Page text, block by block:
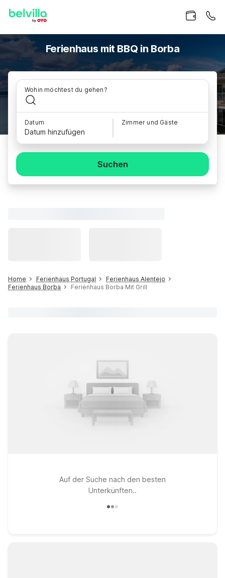
Ferienhaus mit BBQ in Borba
Wohin möchtest du gehen?
Datum
Datum hinzufügen
Zimmer und Gäste
Suchen
Home Ferienhaus Portugal
Ferienhaus Alentejo
Ferienhaus Borba
Ferienhaus Borba Mit Grill
Auf der Suche nach den besten
Unterkünften..